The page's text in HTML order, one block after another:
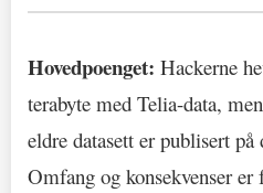
Hovedpoenget: Hackerne
terabyte med Telia-data,
eldre datasett er publisert
Omfang og konsekvenser